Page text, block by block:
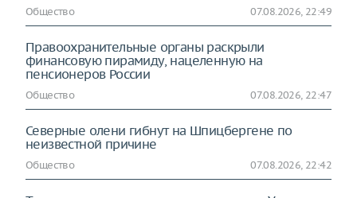
Общество 07.08.2026, 22:49
Правоохранительные органы раскрыли
финансовую пирамиду, нацеленную на
пенсионеров России
Общество 07.08.2026, 22:47
Северные олени гибнут на Шпицбергене по
неизвестной причине
Общество 07.08.2026, 22:42